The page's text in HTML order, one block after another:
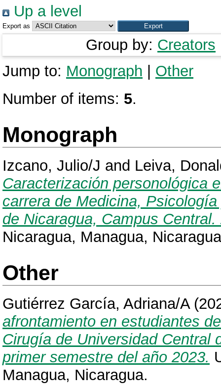
Up a level
Export as
Group by: Creators
Jump to: Monograph
Other
Number of items: 5.
Monograph
Izcano, Julio/J and Leiva,
Caracterización personológica
carrera de Medicina,
de Nicaragua, Campus Central.
Nicaragua, Managua,
Other
Gutiérrez García, Adriana/A
afrontamiento en estudiantes
Cirugía de Universidad Central
primer semestre del año 2023.
Managua, Nicaragua.